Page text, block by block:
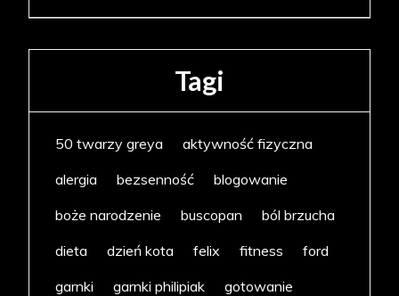
Tagi
50 twarzy greya
aktywność fizyczna
alergia
bezsenność
blogowanie
boże narodzenie
buscopan
ból brzucha
dieta
dzień kota felix fitness
ford
garnki
garnki philipiak
gotowanie